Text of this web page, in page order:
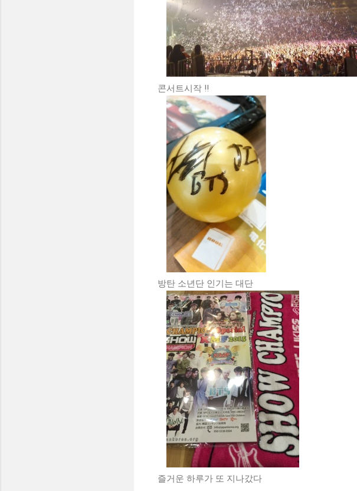
콘서트시작 !!
방탄 소년단 인기는 대단
즐거운 하루가 또 지나갔다